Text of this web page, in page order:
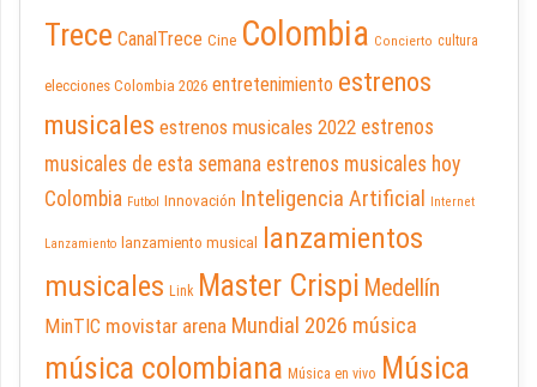
Trece CanalTrece Cine Colombia Concierto cultura
elecciones Colombia 2026 entretenimiento estrenos
musicales estrenos musicales 2022 estrenos
musicales de esta semana estrenos musicales hoy
Colombia Futbol Innovación Inteligencia Artificial Internet
Lanzamiento lanzamiento musical
lanzamientos
musicales Link Master Crispi Medellín
MinTIC movistar arena Mundial 2026 música
música colombiana Música en vivo Música